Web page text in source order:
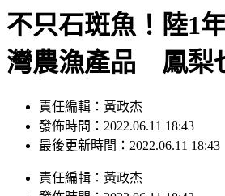
不只石斑魚！陸1
灣農漁產品 鳳梨
責任編輯：黃政杰
發佈時間：2022.06.11 18:43
最後更新時間：2022.06.11 18:43
責任編輯 ： 黃政杰